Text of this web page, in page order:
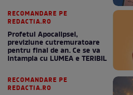
RECOMANDARE PE
REDACTIA.RO
Profetul Apocalipsei,
previziune cutremuratoare
pentru final de an. Ce se va
intampla cu LUMEA e TERIBIL
RECOMANDARE PE
REDACTIA.RO